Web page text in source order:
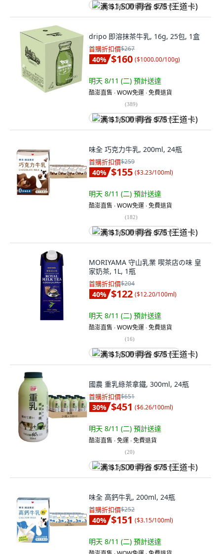
满 $1,500 再省 $75 (王道卡)
dripo 即溶抹茶牛乳, 16g, 25包, 1盒
首購折扣價$267
40% $160 ($1000.00/100g)
明天 8/11 (二) 預計送達
酷澎直售 ∙ WOW免運 ∙ 免費退貨
(389)
满 $1,500 再省 $75 (王道卡)
味全 巧克力牛乳, 200ml, 24瓶
首購折扣價$259
40% $155 ($3.23/100ml)
明天 8/11 (二) 預計送達
酷澎直售 ∙ WOW免運 ∙ 免費退貨
(182)
满 $1,500 再省 $75 (王道卡)
MORIYAMA 守山乳業 喫茶店の味 皇
家奶茶, 1L, 1瓶
首購折扣價$204
40% $122 ($12.20/100ml)
明天 8/11 (二) 預計送達
酷澎直售 ∙ WOW免運 ∙ 免費退貨
(16)
满 $1,500 再省 $75 (王道卡)
國農 重乳綠茶拿鐵, 300ml, 24瓶
首購折扣價$651
30% $451 ($6.26/100ml)
明天 8/11 (二) 預計送達
酷澎直售 ∙ 免運 ∙ 免費退貨
(20)
满 $1,500 再省 $75 (王道卡)
味全 高鈣牛乳, 200ml, 24瓶
首購折扣價$252
40% $151 ($3.15/100ml)
明天 8/11 (二) 預計送達